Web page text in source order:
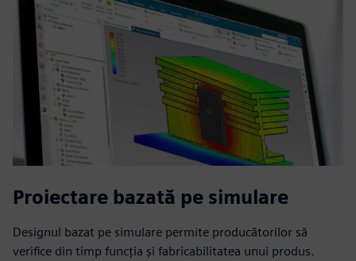
Proiectare bazată pe simulare
Designul bazat pe simulare permite producătorilor să
verifice din timp funcția și fabricabilitatea unui produs.